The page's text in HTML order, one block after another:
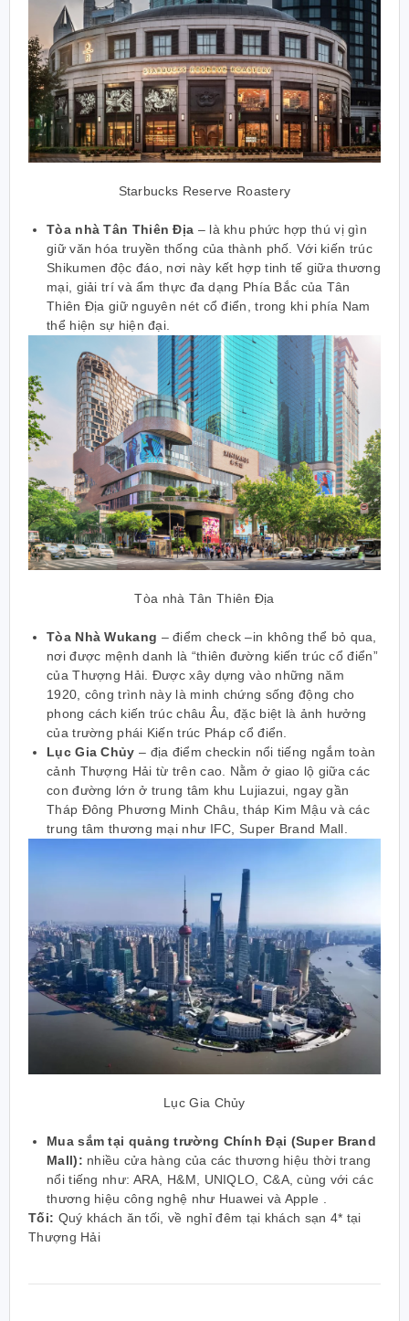
Starbucks Reserve Roastery
Tòa nhà Tân Thiên Địa – là khu phức hợp thú vị gìn
giữ văn hóa truyền thống của thành phố. Với kiến trúc
Shikumen độc đáo, nơi này kết hợp tinh tế giữa thương
mại, giải trí và ẩm thực đa dạng Phía Bắc của Tân
Thiên Địa giữ nguyên nét cổ điển, trong khi phía Nam
thể hiện sự hiện đại.
Tòa nhà Tân Thiên Địa
Tòa Nhà Wukang –điểm check –in không thể bỏ qua,
nơi được mệnh danh là “thiên đường kiến trúc cổ điển”
của Thượng Hải. Được xây dựng vào những năm
1920, công trình này là minh chứng sống động cho
phong cách kiến trúc châu Âu, đặc biệt là ảnh hưởng
của trường phái Kiến trúc Pháp cổ điển.
Lục Gia Chủy – địa điểm checkin nổi tiếng ngắm toàn
cảnh Thượng Hải từ trên cao. Nằm ở giao lộ giữa các
con đường lớn ở trung tâm khu Lujiazui, ngay gần
Tháp Đông Phương Minh Châu, tháp Kim Mậu và các
trung tâm thương mại như IFC, Super Brand Mall.
Lục Gia Chủy
Mua sắm tại quảng trường Chính Đại (Super Brand
Mall): nhiều cửa hàng của các thương hiệu thời trang
nổi tiếng như: ARA, H&M, UNIQLO, C&A, cùng với các
thương hiệu công nghệ như Huawei và Apple .
Tối: Quý khách ăn tối, về nghỉ đêm tại khách sạn 4* tại
Thượng Hải